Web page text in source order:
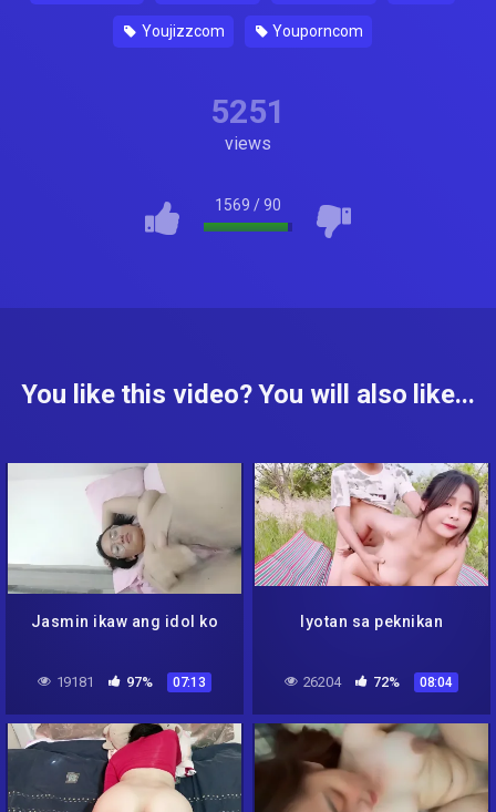
Youjizzcom Youporncom
5251
views
1569 /90
You like this video? You will also like...
Jasmin ikaw ang idol ko
19181 97% 07:13
Iyotan sa peknikan
26204 72% 08:04